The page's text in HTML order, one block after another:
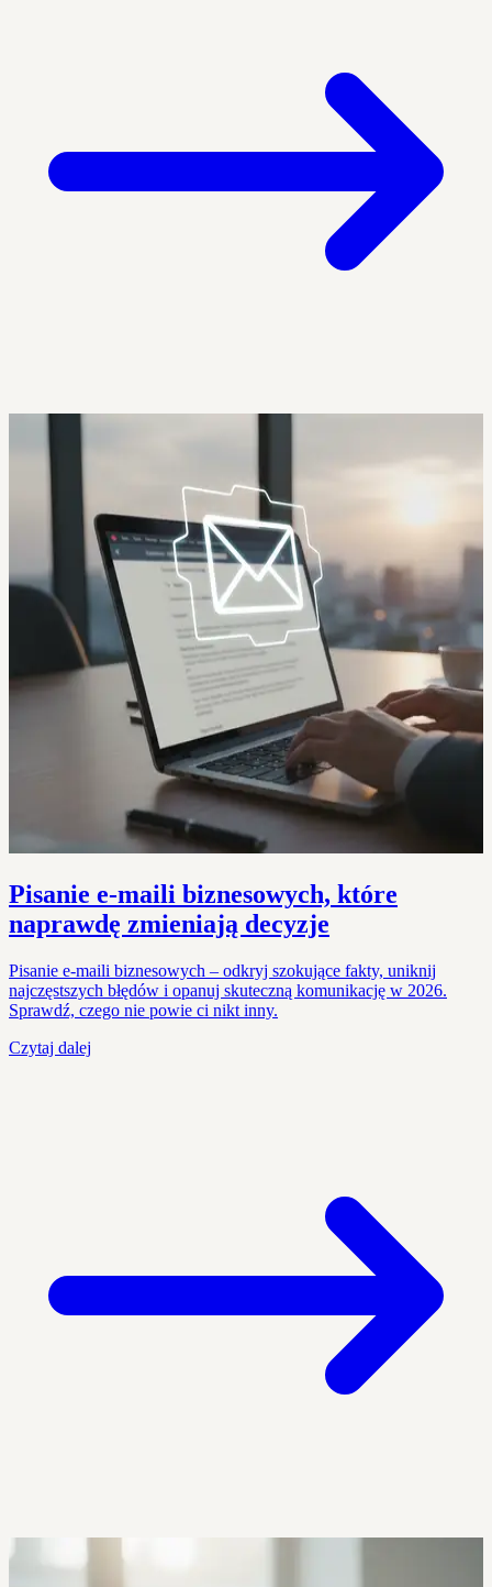
Pisanie e-maili biznesowych, które
naprawdę zmieniają decyzje
Pisanie e-maili biznesowych – odkryj szokujące fakty, uniknij
najczęstszych błędów i opanuj skuteczną komunikację w 2026.
Sprawdź, czego nie powie ci nikt inny.
Czytaj dalej